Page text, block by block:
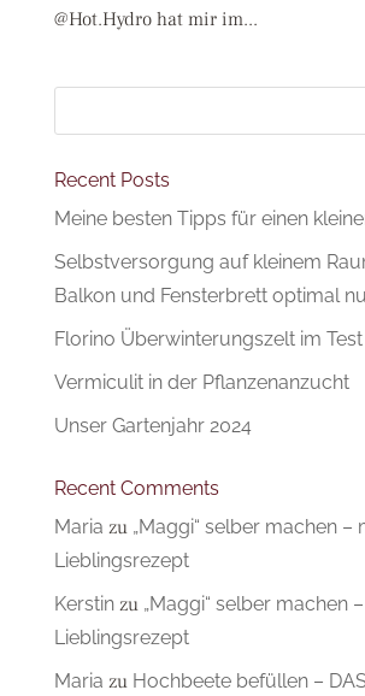
@Hot.Hydro hat mir im...
Recent Posts
Meine besten Tipps für einen
Selbstversorgung auf kleinem
Balkon und Fensterbrett optimal
Florino Überwinterungszelt im Test
Vermiculit in der Pflanzenanzucht
Unser Gartenjahr 2024
Recent Comments
Maria zu „Maggi“ selber machen –
Lieblingsrezept
Kerstinzu „Maggi“ selber machen
Lieblingsrezept
Maria zu Hochbeete befüllen –